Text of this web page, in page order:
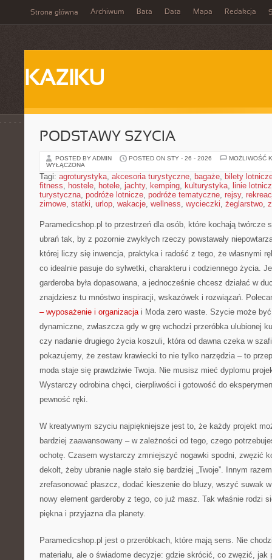
Strona główna Archiwum Bata Data Mapa Redakcja
KAZIKU
PODSTAWY SZYCIA
POSTED BY ADMIN POSTED ON STY - 26 - 2026
MOŻLIWOŚĆ
WYŁĄCZONA
Tagi: agroturystyka, akcesoria turystyczne, bagaże, bilety
fitness, hostele, hotele, jachty, kemping, kulturystyka, linie
turystyczna, podróże lotnicze, podróże tematyczne, rejsy,
zimowe, statki, urlop, wakacje, wellness, wycieczki, żeglarstwo,
Paramedicshop.pl to przestrzeń dla osób, które kochają twórcze
ubrań tak, by z pozornie zwykłych rzeczy powstawały
której liczy się inwencja, praktyka i radość z tego, że własnymi
co idealnie pasuje do sylwetki, charakteru i codziennego życia.
garderoba była dopasowana, a jednocześnie chcesz działać w
znajdziesz tu mnóstwo inspiracji, wskazówek i rozwiązań.
– wyposażenie i organizacjai Moda zero waste. Szycie może
dynamiczne, zwłaszcza gdy w grę wchodzi przeróbka ulubionej
czy nadanie drugiego życia koszuli, która od dawna czeka w
pokazujemy, że zestaw krawiecki to nie tylko narzędzia – to
moda staje się prawdziwie Twoja. Nie musisz mieć dyplomu
Wystarczy odrobina chęci, cierpliwości i gotowość do
pewność ręki.
W kreatywnym szyciu najpiękniejsze jest to, że każdy projekt
bardziej zaawansowany – w zależności od tego, czego
ochotę. Czasem wystarczy zmniejszyć nogawki spodni, zwęzić
dekolt, żeby ubranie nagle stało się bardziej „Twoje”. Innym
zrefasonować płaszcz, dodać kieszenie do bluzy, wszyć suwak
nowy element garderoby z tego, co już masz. Tak właśnie rodzi
piękna i przyjazna dla planety.
Paramedicshop.pl jest o przeróbkach, które mają sens. Nie
materiału, ale o świadome decyzje: gdzie skrócić, co zwęzić,